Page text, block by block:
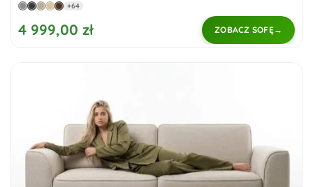
+64
4 999,00 zł ZOBACZ SOFĘ